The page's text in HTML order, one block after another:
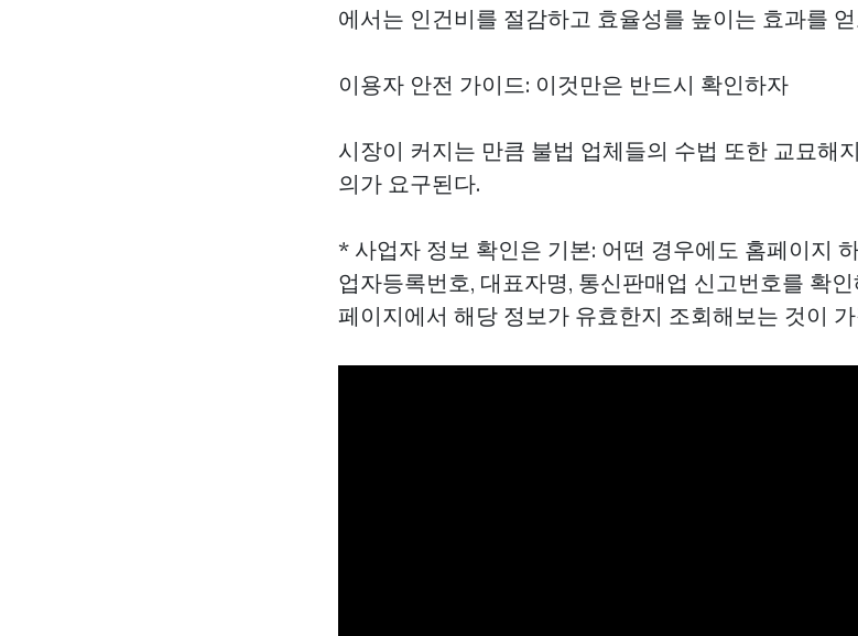
에서는 인건비를 절감하고 효율성를 높이는 효과를
이용자 안전 가이드: 이것만은 반드시 확인하자
시장이 커지는 만큼 불법 업체들의 수법 또한 교묘해
의가 요구된다.
* 사업자 정보 확인은 기본: 어떤 경우에도 홈페이지
업자등록번호, 대표자명, 통신판매업 신고번호를 확
페이지에서 해당 정보가 유효한지 조회해보는 것이